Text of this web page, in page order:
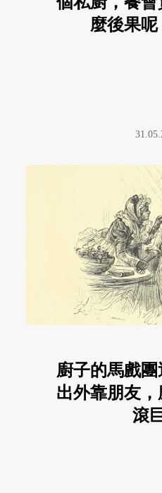
麼後果呢
廚子的馬戲團
出外靠朋友
滾